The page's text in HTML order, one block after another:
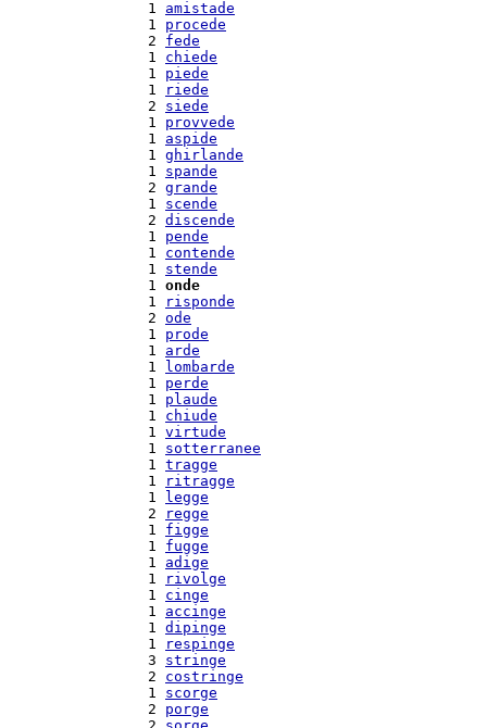
  1
amistade
  1
procede
  2
fede
  1
chiede
  1
piede
  1
riede
  2
siede
  1
provvede
  1
aspide
  1
ghirlande
  1
spande
  2
grande
  1
scende
  2
discende
  1
pende
  1
contende
  1
stende
  1
onde
  1
risponde
  2
ode
  1
prode
  1
arde
  1
lombarde
  1
perde
  1
plaude
  1
chiude
  1
virtude
  1
sotterranee
  1
tragge
  1
ritragge
  1
legge
  2
regge
  1
figge
  1
fugge
  1
adige
  1
rivolge
  1
cinge
  1
accinge
  1
dipinge
  1
respinge
  3
stringe
  2
costringe
  1
scorge
  2
porge